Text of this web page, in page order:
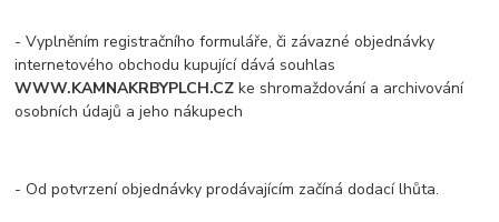
- Vyplněním registračního formuláře, či závazné objednávky
internetového obchodu kupující dává souhlas
WWW.KAMNAKRBYPLCH.CZ ke shromaždování a archivování
osobních údajů a jeho nákupech
- Od potvrzení objednávky prodávajícím začíná dodací lhůta.